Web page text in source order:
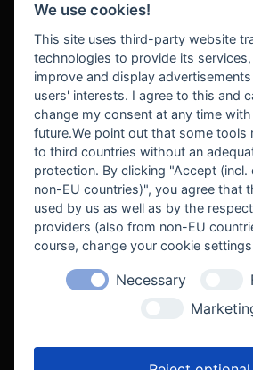
BEKANNT AUS
We use cookies!
This site uses third-party website
technologies to provide its
improve and display
users' interests. I agree to this and
change my consent at any time
future.We point out that some tools
to third countries without an
protection. By clicking "Accept (incl.
non-EU countries)", you agree that
used by us as well as by the
providers (also from non-EU
course, change your cookie
Necessary